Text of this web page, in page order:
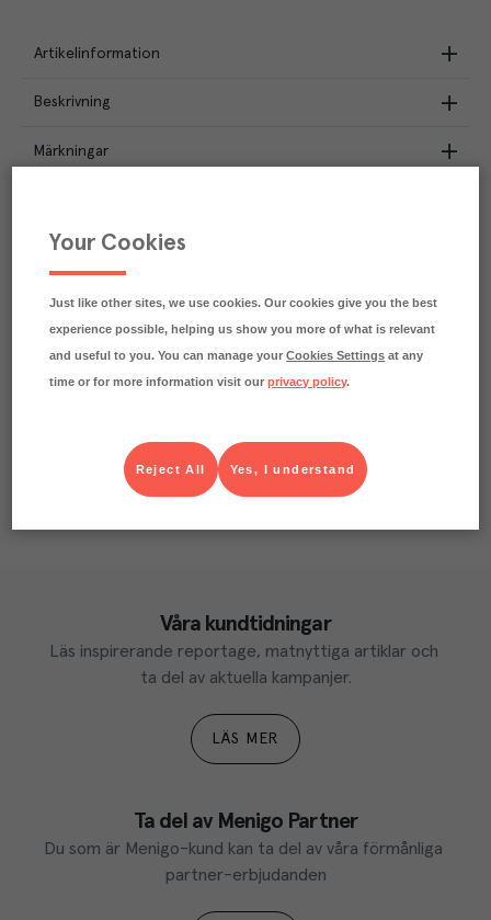
Artikelinformation
Beskrivning
Märkningar
CO₂e/kg
Varje kilo av varan påverkar klimatet motsvarande
utsläppen av 1.5 kg koldioxid.
Våra kundtidningar
Läs inspirerande reportage, matnyttiga artiklar och
ta del av aktuella kampanjer.
LÄS MER
Ta del av Menigo Partner
Du som är Menigo-kund kan ta del av våra förmånliga
partner-erbjudanden
Your Cookies
Just like other sites, we use cookies. Our cookies give you the best
experience possible, helping us show you more of what is relevant
and useful to you. You can manage yourCookies Settings at any
time or for more information visit ourprivacy policy.
Yes, I understand
Reject All